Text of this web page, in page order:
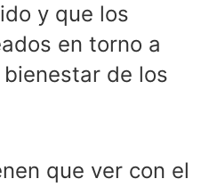
y que los
en torno a
de los
que ver con el